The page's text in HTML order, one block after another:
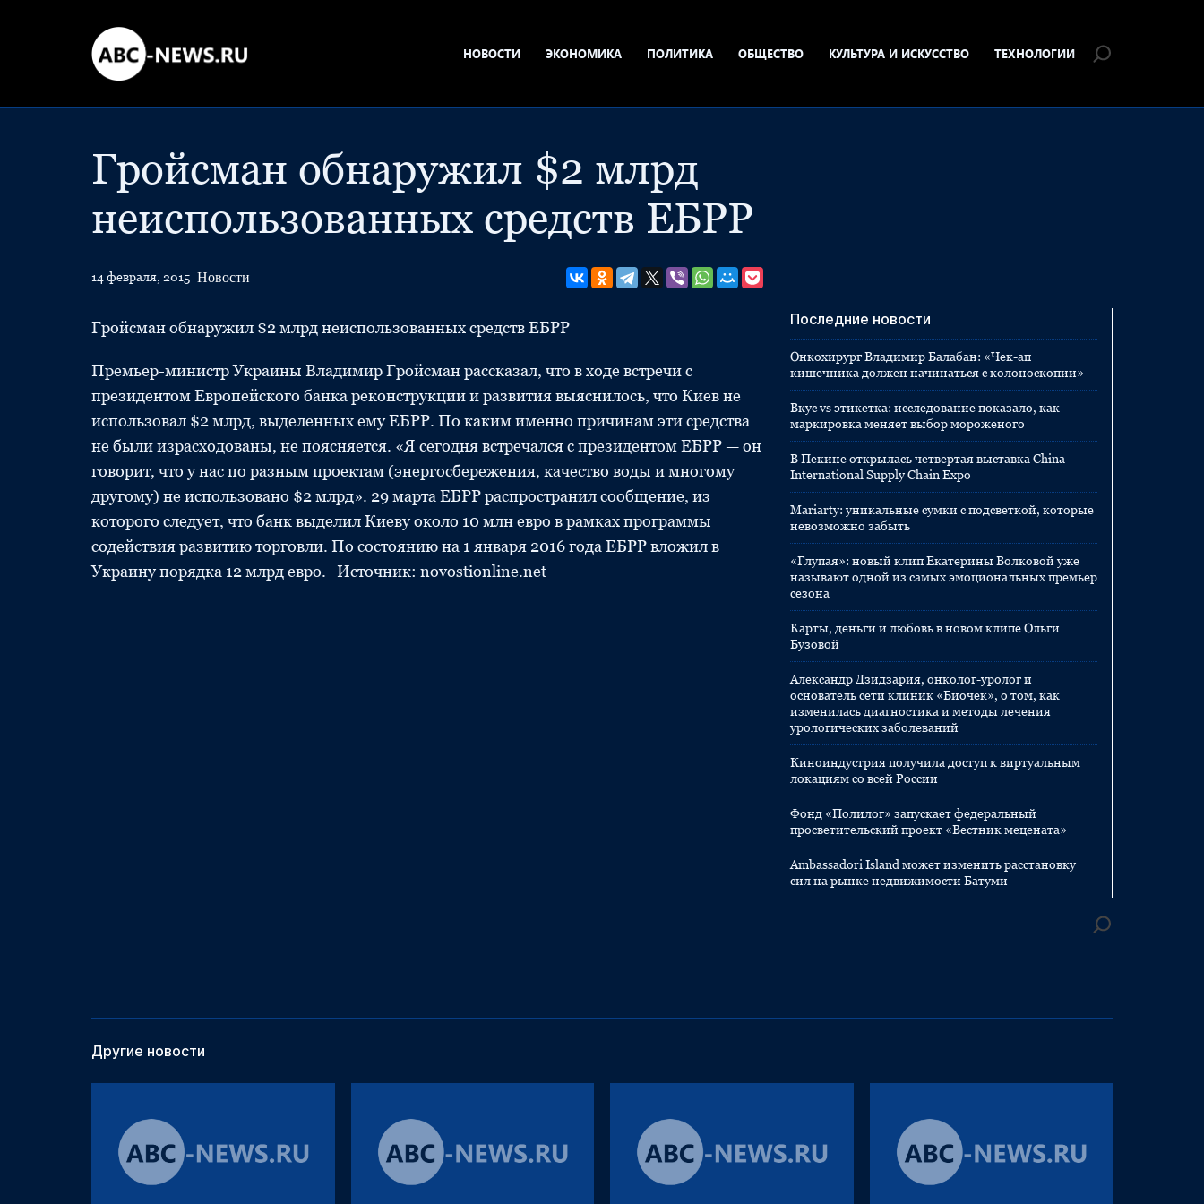
НОВОСТИ ЭКОНОМИКА ПОЛИТИКА ОБЩЕСТВО КУЛЬТУРА И ИСКУССТВО ТЕХНОЛОГИИ
Гройсман обнаружил $2 млрд
неиспользованных средств ЕБРР
14 февраля, 2015 Новости
Гройсман обнаружил $2 млрд неиспользованных средств ЕБРР
Премьер-министр Украины Владимир Гройсман рассказал, что в ходе встречи с
президентом Европейского банка реконструкции и развития выяснилось, что Киев не
использовал $2 млрд, выделенных ему ЕБРР. По каким именно причинам эти средства
не были израсходованы, не поясняется. «Я сегодня встречался с президентом ЕБРР — он
говорит, что у нас по разным проектам (энергосбережения, качество воды и многому
другому) не использовано $2 млрд». 29 марта ЕБРР распространил сообщение, из
которого следует, что банк выделил Киеву около 10 млн евро в рамках программы
содействия развитию торговли. По состоянию на 1 января 2016 года ЕБРР вложил в
Украину порядка 12 млрд евро. Источник: novostionline.net
Последние новости
Онкохирург Владимир Балабан: «Чек-ап
кишечника должен начинаться с колоноскопии»
Вкус vs этикетка: исследование показало, как
маркировка меняет выбор мороженого
В Пекине открылась четвертая выставка China
International Supply Chain Expo
Mariarty: уникальные сумки с подсветкой, которые
невозможно забыть
«Глупая»: новый клип Екатерины Волковой уже
называют одной из самых эмоциональных премьер
сезона
Карты, деньги и любовь в новом клипе Ольги
Бузовой
Александр Дзидзария, онколог-уролог и
основатель сети клиник «Биочек», о том, как
изменилась диагностика и методы лечения
урологических заболеваний
Киноиндустрия получила доступ к виртуальным
локациям со всей России
Фонд «Полилог» запускает федеральный
просветительский проект «Вестник мецената»
Ambassadori Island может изменить расстановку
сил на рынке недвижимости Батуми
Другие новости